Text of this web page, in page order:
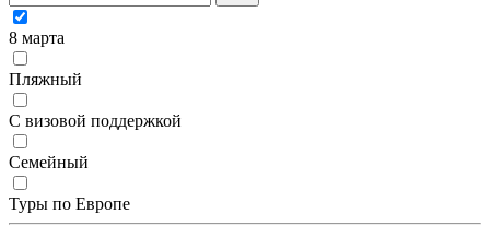
8 марта
Пляжный
С визовой поддержкой
Семейный
Туры по Европе